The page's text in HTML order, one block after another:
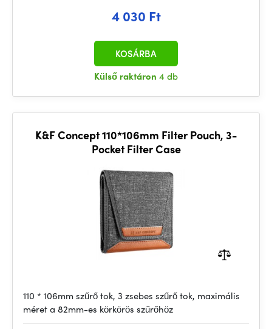
4 030 Ft
Külső raktáron 4 db
KOSÁRBA
K&F Concept 110*106mm Filter Pouch, 3-
Pocket Filter Case
110 * 106mm szűrő tok, 3 zsebes szűrő tok, maximális
méret a 82mm-es körkörös szűrőhöz